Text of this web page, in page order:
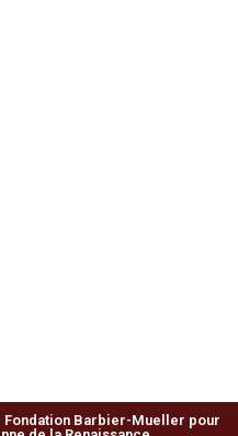
Fondation Barbier-Mueller pour